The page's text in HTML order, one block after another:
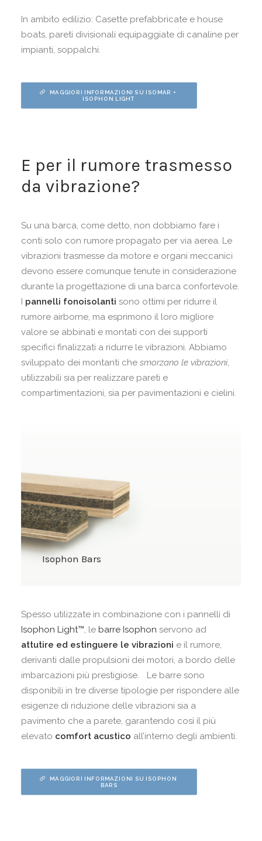
In ambito edilizio: Casette prefabbricate e house
boats, pareti divisionali equipaggiate di canaline per
impianti, soppalchi.
MAGGIORI INFORMAZIONI SU ISOMAR +
ISOPHON LIGHT
E per il rumore trasmesso
da vibrazione?
Su una barca, come detto, non dobbiamo fare i
conti solo con rumore propagato per via aerea. Le
vibrazioni trasmesse da motore e organi meccanici
devono essere comunque tenute in considerazione
durante la progettazione di una barca confortevole.
I pannelli fonoisolanti sono ottimi per ridurre il
rumore airborne, ma esprimono il loro migliore
valore se abbinati e montati con dei supporti
specifici finalizzati a ridurre le vibrazioni. Abbiamo
sviluppato dei montanti che smorzano le vibrazioni,
utilizzabili sia per realizzare pareti e
compartimentazioni, sia per pavimentazioni e cielini.
Isophon Bars
Spesso utilizzate in combinazione con i pannelli di
Isophon Light™, le barre Isophon servono ad
attutire ed estinguere le vibrazioni e il rumore,
derivanti dalle propulsioni dei motori, a bordo delle
imbarcazioni più prestigiose. Le barre sono
disponibili in tre diverse tipologie per rispondere alle
esigenze di riduzione delle vibrazioni sia a
pavimento che a parete, garantendo così il più
elevato comfort acustico all’interno degli ambienti.
MAGGIORI INFORMAZIONI SU ISOPHON
BARS